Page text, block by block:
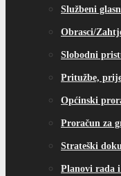
Službeni
Obrasci/
Slobodni
Pritužbe,
Općinski
Proračun za
Strateški
Planovi rada i